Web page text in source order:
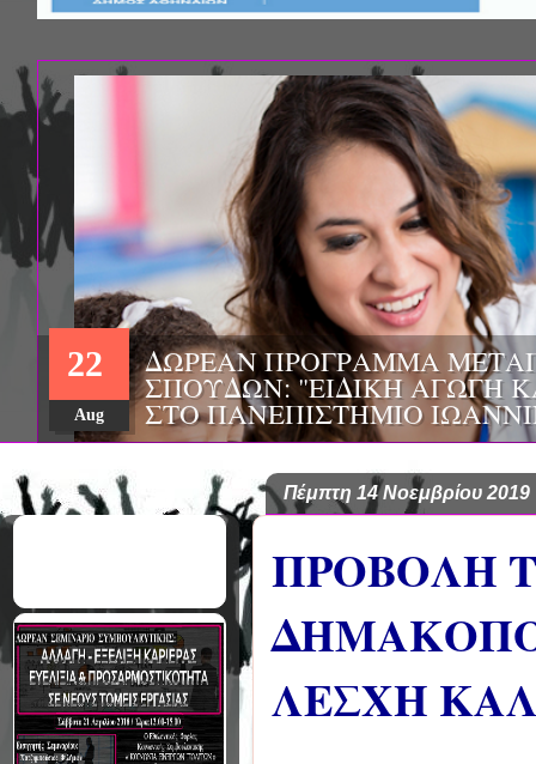
ΔΩΡΕΑΝ ΠΡΟΓΡΑΜΜΑ
ΣΠΟΥΔΩΝ: «ΕΠΙΣΤΗΜΕΣ
ΚΑΙ ΕΦΑΡΜΟΓΕΣ», ΑΠΟ ΤΟ
ΚΡΗΤΗΣ
22
Aug
Πέμπτη 14 Νοεμβρίου 2019
ΠΡΟΒΟΛΗ
ΛΕΣΧΗ